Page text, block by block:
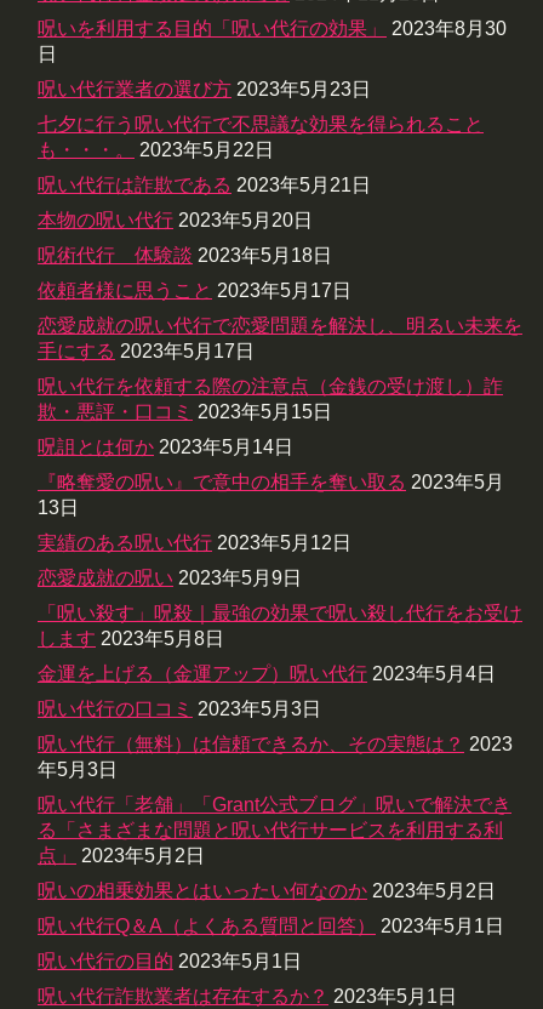
呪いを利用する目的「呪い代行の効果」
2023年8月30
日
呪い代行業者の選び方 2023年5月23日
七夕に行う呪い代行で不思議な効果を得られること
も・・・。
2023年5月22日
呪い代行は詐欺である 2023年5月21日
本物の呪い代行 2023年5月20日
呪術代行 体験談 2023年5月18日
依頼者様に思うこと 2023年5月17日
恋愛成就の呪い代行で恋愛問題を解決し、明るい未来を
手にする 2023年5月17日
呪い代行を依頼する際の注意点（金銭の受け渡し）詐
欺・悪評・口コミ 2023年5月15日
呪詛とは何か 2023年5月14日
『略奪愛の呪い』で意中の相手を奪い取る 2023年5月
13日
実績のある呪い代行 2023年5月12日
恋愛成就の呪い 2023年5月9日
「呪い殺す」呪殺｜最強の効果で呪い殺し代行をお受け
します 2023年5月8日
金運を上げる（金運アップ）呪い代行 2023年5月4日
呪い代行の口コミ 2023年5月3日
呪い代行（無料）は信頼できるか、その実態は？ 2023
年5月3日
呪い代行「老舗」「Grant公式ブログ」呪いで解決でき
る「さまざまな問題と呪い代行サービスを利用する利
点」
2023年5月2日
呪いの相乗効果とはいったい何なのか 2023年5月2日
呪い代行Q＆A（よくある質問と回答）
2023年5月1日
呪い代行の目的 2023年5月1日
呪い代行詐欺業者は存在するか？ 2023年5月1日